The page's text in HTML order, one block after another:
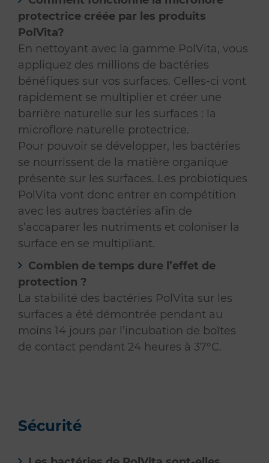
protectrice créée par les produits
PolVita?
En nettoyant avec la gamme PolVita, vous
appliquez des millions de bactéries
bénéfiques sur vos surfaces. Celles-ci vont
rapidement se multiplier et créer une
barrière naturelle sur les surfaces : la
microflore naturelle protectrice.
Pour pouvoir se développer, les bactéries
se nourrissent de la matière organique
présente sur les surfaces. Les probiotiques
PolVita vont donc entrer en compétition
avec les autres bactéries afin de
s’accaparer les nutriments et coloniser la
surface en se multipliant.
Combien de temps dure l’effet de
protection ?
La stabilité des bactéries PolVita sur les
surfaces a été démontrée pendant au
moins 14 jours par l’incubation de boîtes
de contact pendant 24 heures à 37°C.
Sécurité